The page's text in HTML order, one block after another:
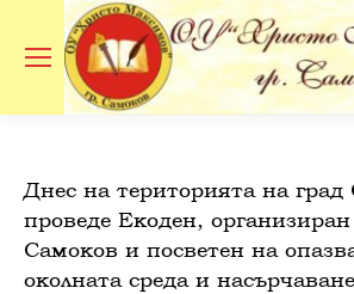
Днес на територията на град
проведе Екоден,
Самоков и посветен на
околната среда и